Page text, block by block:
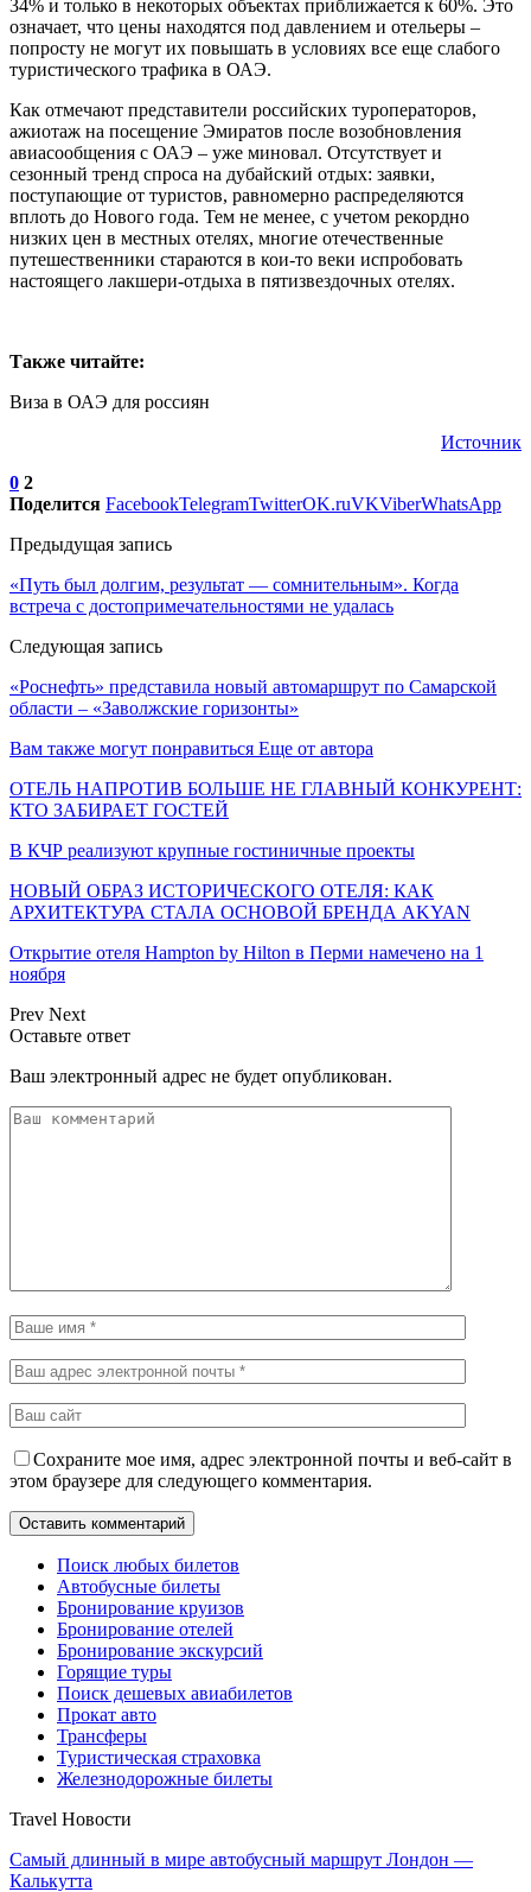
34% и только в некоторых объектах приближается к 60%. Это
означает, что цены находятся под давлением и отельеры –
попросту не могут их повышать в условиях все еще слабого
туристического трафика в ОАЭ.
Как отмечают представители российских туроператоров,
ажиотаж на посещение Эмиратов после возобновления
авиасообщения с ОАЭ – уже миновал. Отсутствует и
сезонный тренд спроса на дубайский отдых: заявки,
поступающие от туристов, равномерно распределяются
вплоть до Нового года. Тем не менее, с учетом рекордно
низких цен в местных отелях, многие отечественные
путешественники стараются в кои-то веки испробовать
настоящего лакшери-отдыха в пятизвездочных отелях.
Также читайте:
Виза в ОАЭ для россиян
Источник
0 2
Поделится FacebookTelegramTwitterOK.ruVKViberWhatsApp
Предыдущая запись
«Путь был долгим, результат — сомнительным». Когда
встреча с достопримечательностями не удалась
Следующая запись
«Роснефть» представила новый автомаршрут по Самарской
области – «Заволжские горизонты»
Вам также могут понравиться Еще от автора
ОТЕЛЬ НАПРОТИВ БОЛЬШЕ НЕ ГЛАВНЫЙ КОНКУРЕНТ:
КТО ЗАБИРАЕТ ГОСТЕЙ
В КЧР реализуют крупные гостиничные проекты
НОВЫЙ ОБРАЗ ИСТОРИЧЕСКОГО ОТЕЛЯ: КАК
АРХИТЕКТУРА СТАЛА ОСНОВОЙ БРЕНДА AKYAN
Открытие отеля Hampton by Hilton в Перми намечено на 1
ноября
Prev Next
Оставьте ответ
Ваш электронный адрес не будет опубликован.
Сохраните мое имя, адрес электронной почты и веб-сайт в
этом браузере для следующего комментария.
Поиск любых билетов
Автобусные билеты
Бронирование круизов
Бронирование отелей
Бронирование экскурсий
Горящие туры
Поиск дешевых авиабилетов
Прокат авто
Трансферы
Туристическая страховка
Железнодорожные билеты
Travel Новости
Самый длинный в мире автобусный маршрут Лондон —
Калькутта